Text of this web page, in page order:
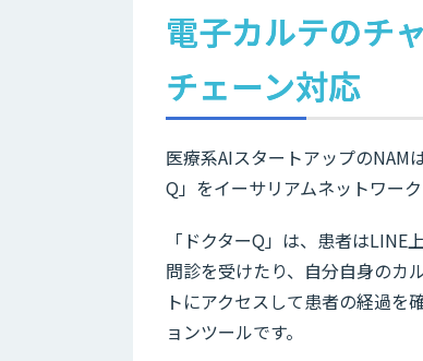
電子カルテのチ
チェーン対応
医療系AIスタートアップのNAM
Q」をイーサリアムネットワー
「ドクターQ」は、患者は
問診を受けたり、自分自身のカ
トにアクセスして患者の経過
ョンツールです。